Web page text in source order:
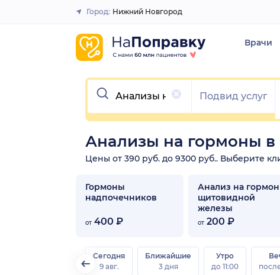
Закрыть
Город: Нижний Новгород
Врачи
Очистить
Анализы на гормоны
Цены от 390 руб. до 9300 руб.. Выберите
Гормоны
надпочечников
от 400 ₽
Анализ на
щитовидной
железы
от 200 ₽
Сегодня
9 авг.
Ближайшие
3 дня
Утро
до 11:00